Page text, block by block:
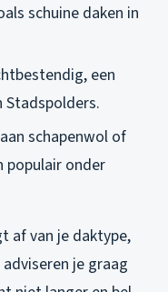
schuine daken in
een
schapenwol of
populair onder
af van je daktype,
je graag